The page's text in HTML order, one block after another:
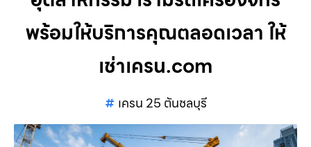
พร้อมให้บริการคุณตลอดเวลา ให้
เช่าเครน.com
เครน 25 ตันชลบุรี